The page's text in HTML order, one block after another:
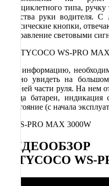
мотоциклетного типа,
удобства руки водителя.
классические кнопки,
и управление световыми
Всю информацию,
можно увидеть на
средней части руля. На нем
заряда батареи,
расстояние (с начала
ВИДЕООБЗОР
CITYCOCO WS-